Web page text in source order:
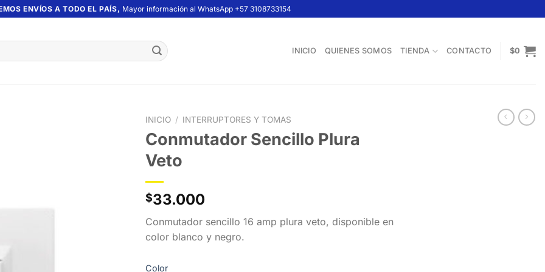
ENVÍOS A TODO EL PAÍS, Mayor información al WhatsApp +57 3108733154
INICIO QUIENES SOMOS TIENDA CONTACTO $0
INICIO / INTERRUPTORES Y TOMAS
Conmutador Sencillo Plura
Veto
$33.000
Conmutador sencillo 16 amp plura veto, disponible en
color blanco y negro.
Color